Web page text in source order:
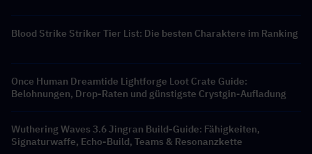
Blood Strike Striker Tier List: Die besten Charaktere im Ranking
Once Human Dreamtide Lightforge Loot Crate Guide:
Belohnungen, Drop-Raten und günstigste Crystgin-Aufladung
Wuthering Waves 3.6 Jingran Build-Guide: Fähigkeiten,
Signaturwaffe, Echo-Build, Teams & Resonanzkette